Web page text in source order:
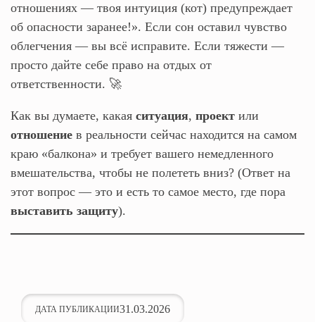
отношениях — твоя интуиция (кот) предупреждает
об опасности заранее!». Если сон оставил чувство
облегчения — вы всё исправите. Если тяжести —
просто дайте себе право на отдых от
ответственности. 🚀
Как вы думаете, какая ситуация, проект или
отношение в реальности сейчас находится на самом
краю «балкона» и требует вашего немедленного
вмешательства, чтобы не полететь вниз? (Ответ на
этот вопрос — это и есть то самое место, где пора
выставить защиту).
ДАТА ПУБЛИКАЦИИ31.03.2026